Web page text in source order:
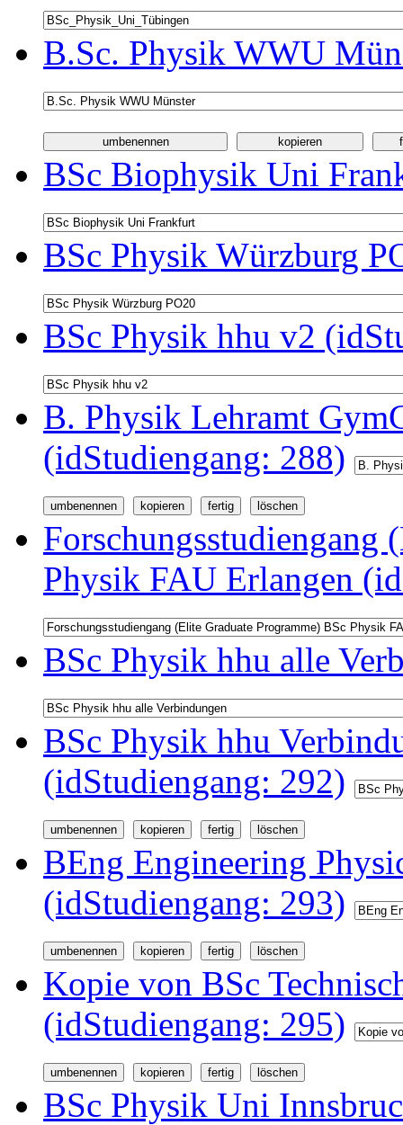
B.Sc. Physik WWU
BSc Biophysik Uni
BSc Physik Würzburg
BSc Physik hhu v2
B. Physik Lehramt
(idStudiengang: 288)
Forschungsstudiengang
Physik FAU Erlangen
BSc Physik hhu alle
BSc Physik hhu
(idStudiengang: 292)
BEng Engineering
(idStudiengang: 293)
Kopie von BSc
(idStudiengang: 295)
BSc Physik Uni